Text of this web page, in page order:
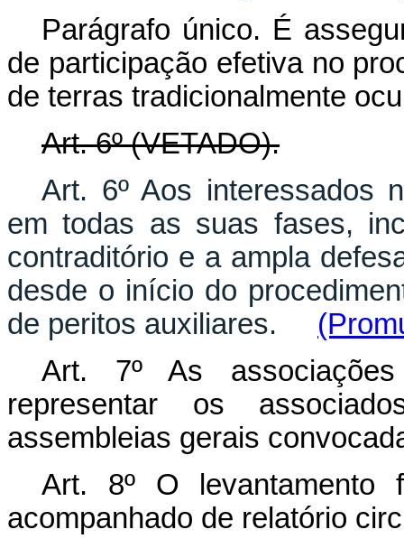
Parágrafo único. É
de participação efetiva no
de terras tradicionalmente
Art. 6º (VETADO).
Art. 6º Aos interessados
em todas as suas fases,
contraditório e a ampla
desde o início do
de peritos auxiliares.
Art. 7º As
representar os
assembleias gerais
Art. 8º O levantamento
acompanhado de relatório